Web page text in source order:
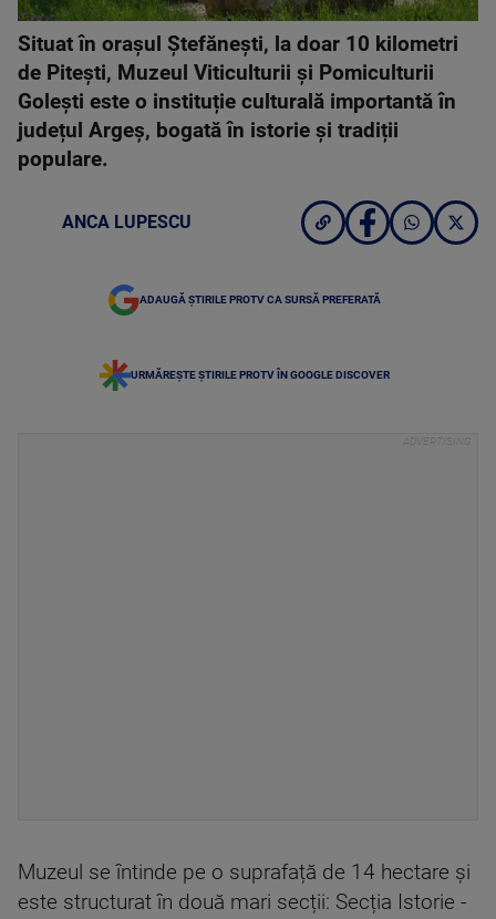
Situat în orașul Ștefănești, la doar 10 kilometri
de Pitești, Muzeul Viticulturii și Pomiculturii
Golești este o instituție culturală importantă în
județul Argeș, bogată în istorie și tradiții
populare.
ANCA LUPESCU
ADAUGĂ ȘTIRILE PROTV CA SURSĂ PREFERATĂ
URMĂREȘTE ȘTIRILE PROTV ÎN GOOGLE DISCOVER
Muzeul se întinde pe o suprafață de 14 hectare și
este structurat în două mari secții: Secția Istorie -